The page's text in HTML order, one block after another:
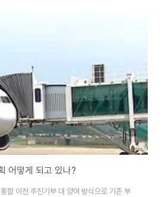
어떻게 되고 있나?
합 이전 추진기부 대 양여 방식으로 기존 부